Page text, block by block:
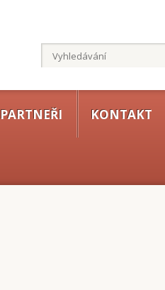
PARTNEŘI KONTAKT